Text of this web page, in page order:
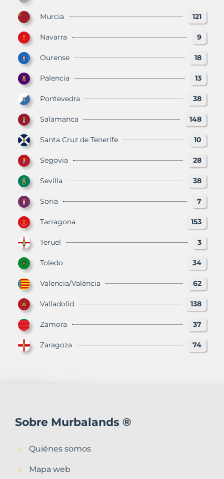
Murcia 121
Navarra 9
Ourense 18
Palencia 13
Pontevedra 38
Salamanca 148
Santa Cruz de Tenerife 10
Segovia 28
Sevilla 38
Soria 7
Tarragona 153
Teruel 3
Toledo 34
Valencia/València 62
Valladolid 138
Zamora 37
Zaragoza 74
Sobre Murbalands ®
Quiénes somos
Mapa web